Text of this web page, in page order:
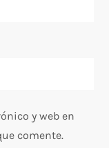
y web en
comente.